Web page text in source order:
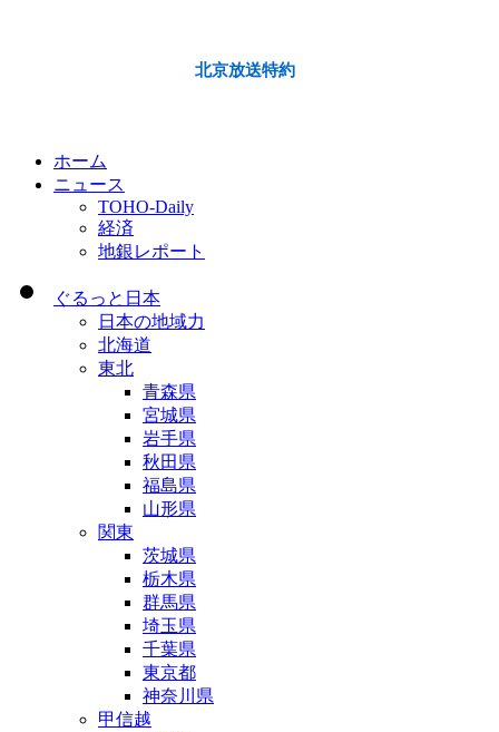
北京放送特約
ホーム
ニュース
TOHO-Daily
経済
地銀レポート
ぐるっと日本
日本の地域力
北海道
東北
青森県
宮城県
岩手県
秋田県
福島県
山形県
関東
茨城県
栃木県
群馬県
埼玉県
千葉県
東京都
神奈川県
甲信越